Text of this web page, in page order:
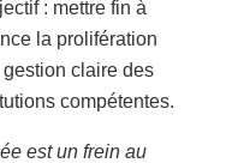
: mettre fin à
la prolifération
gestion claire des
compétentes.
est un frein au